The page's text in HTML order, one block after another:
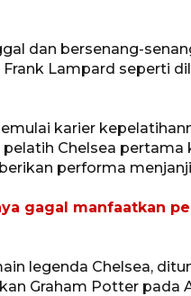
dan bersenang-
Lampard seperti
karier
Chelsea pertama
performa
gagal manfaatkan
legenda Chelsea,
Graham Potter pada